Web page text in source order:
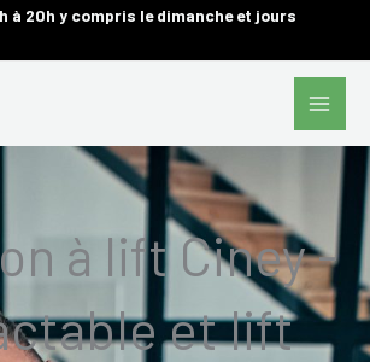
à 20h y compris le dimanche et jours
Main
à lift Ciney -
et lift